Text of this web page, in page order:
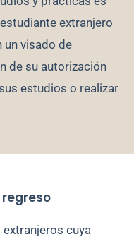
extranjero
un visado de
de su autorización
estudios o realizar
cuya